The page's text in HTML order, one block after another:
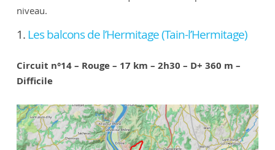
niveau.
1.Les balcons de l’Hermitage (Tain-l’Hermitage)
Circuit n°14 – Rouge – 17 km – 2h30 – D+ 360 m –
Difficile